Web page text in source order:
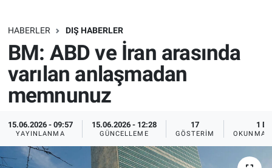
HABERLER DIŞ HABERLER
BM: ABD ve İran arasında
varılan anlaşmadan
memnunuz
15.06.2026 - 09:57
YAYINLANMA
15.06.2026 - 12:28
GÜNCELLEME
17
GÖSTERIM
1 DK
OKUNMA
Bilim turu
Bilim ve Teknoloji Evreni
Doğa Konuşuyor
Dünya
Ege Saati
Dünya
Teknoloji
Sağlık
Spor
Yayın Akışı
Trafik Durumu
Süper Lig Puan Durumu ve Fikstür
Tüm Manşetler
Son Dakika Haberleri
Haber Arşivi